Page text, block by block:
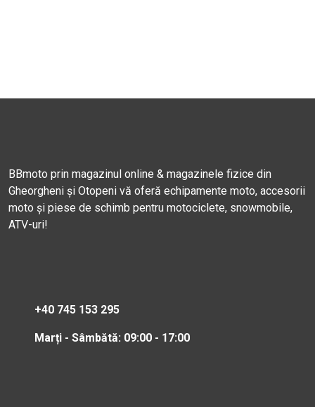
BBmoto prin magazinul online & magazinele fizice din
Gheorgheni și Otopeni vă oferă echipamente moto, accesorii
moto și piese de schimb pentru motociclete, snowmobile,
ATV-uri!
+40 745 153 295
Marți - Sâmbătă: 09:00 - 17:00